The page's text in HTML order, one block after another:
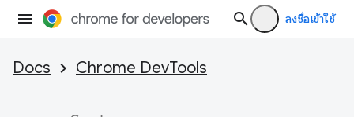
ลงชื่อเข้าใช้
Docs Chrome DevTools